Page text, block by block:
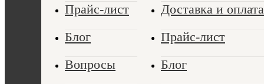
Прайс-лист
Блог
Вопросы
Доставка и оплата
Прайс-лист
Блог